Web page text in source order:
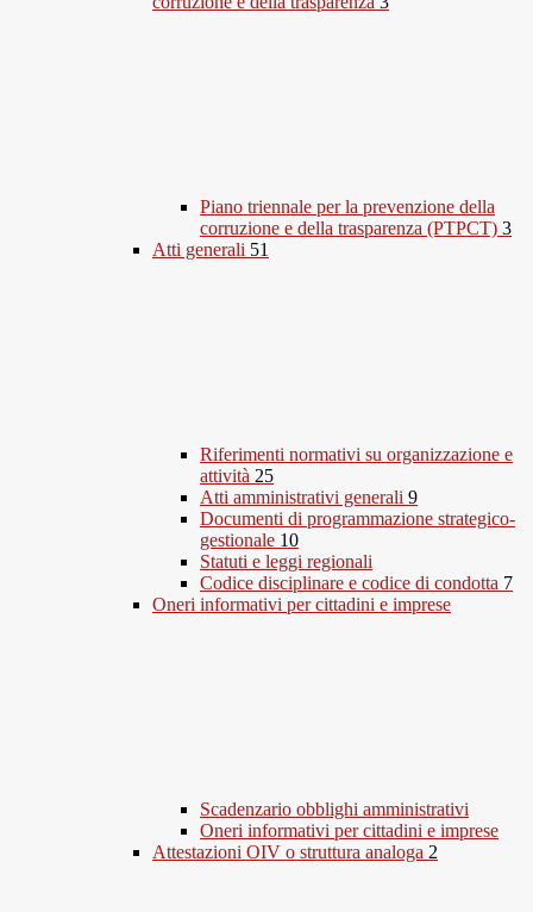
Piano triennale per la prevenzione della
corruzione e della trasparenza (PTPCT) 3
Atti generali 51
Riferimenti normativi su organizzazione e
attività 25
Atti amministrativi generali 9
Documenti di programmazione strategico-
gestionale 10
Statuti e leggi regionali
Codice disciplinare e codice di condotta 7
Oneri informativi per cittadini e imprese
Scadenzario obblighi amministrativi
Oneri informativi per cittadini e imprese
Attestazioni OIV o struttura analoga 2